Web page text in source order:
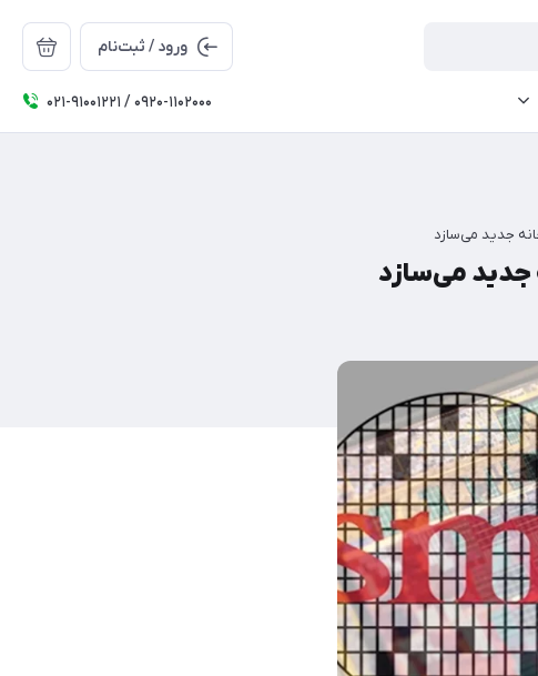
ورود / ثبت‌نام
۰۲۱-91001221 / 0920-1102000